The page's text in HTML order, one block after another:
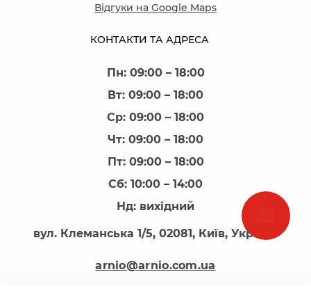
КОНТАКТИ ТА АДРЕСА
Пн: 09:00 – 18:00
Вт: 09:00 – 18:00
Ср: 09:00 – 18:00
Чт: 09:00 – 18:00
Пт: 09:00 – 18:00
Сб: 10:00 – 14:00
Нд: вихідний
вул. Клеманська 1/5, 02081, Київ, Україна
arnio@arnio.com.ua
Відгуки на Google Maps